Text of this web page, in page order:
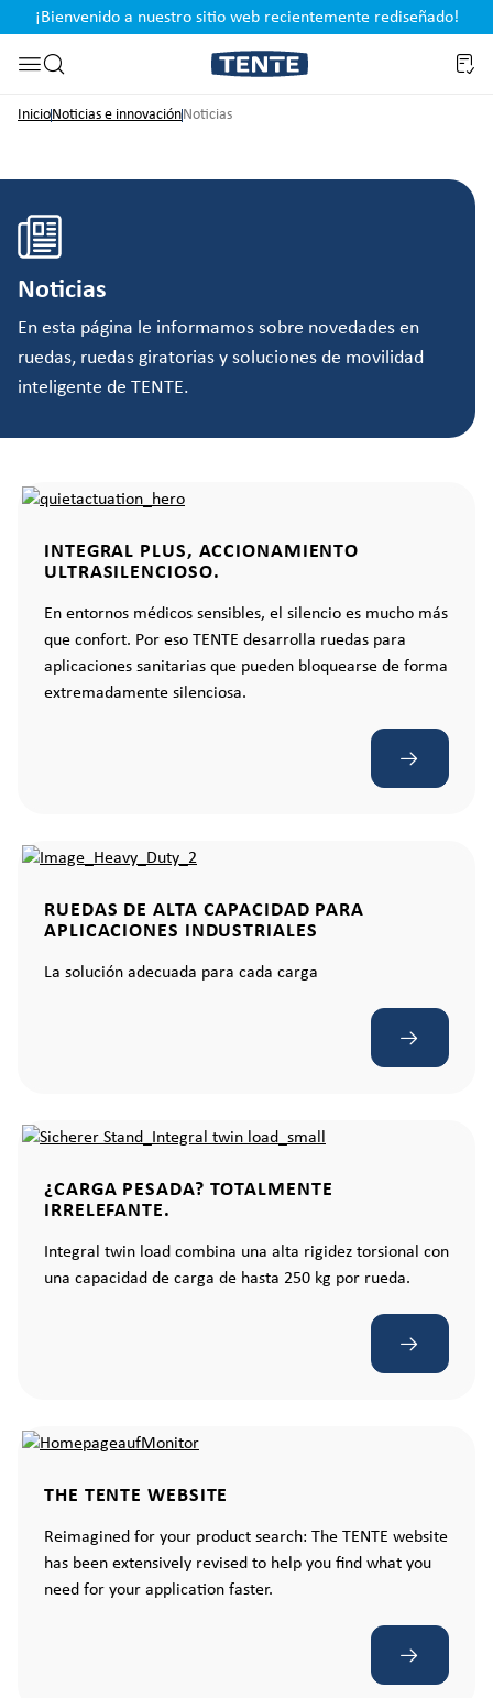
Saltar a la búsqueda
¡Bienvenido a nuestro sitio web recientemente rediseñado!
InicioNoticias e innovaciónNoticias
Noticias
En esta página le informamos sobre novedades en
ruedas, ruedas giratorias y soluciones de movilidad
inteligente de TENTE.
INTEGRAL PLUS, ACCIONAMIENTO
ULTRASILENCIOSO.
En entornos médicos sensibles, el silencio es mucho más
que confort. Por eso TENTE desarrolla ruedas para
aplicaciones sanitarias que pueden bloquearse de forma
extremadamente silenciosa.
RUEDAS DE ALTA CAPACIDAD PARA
APLICACIONES INDUSTRIALES
La solución adecuada para cada carga
¿CARGA PESADA? TOTALMENTE
IRRELEFANTE.
Integral twin load combina una alta rigidez torsional con
una capacidad de carga de hasta 250 kg por rueda.
THE TENTE WEBSITE
Reimagined for your product search: The TENTE website
has been extensively revised to help you find what you
need for your application faster.